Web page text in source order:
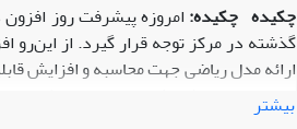
چکیده چکیده: امروزه پیشرفت روز
گذشته در مرکز توجه قرار گیرد. از
ارائه مدل ریاضی جهت محاسبه و افزایش
بیشتر